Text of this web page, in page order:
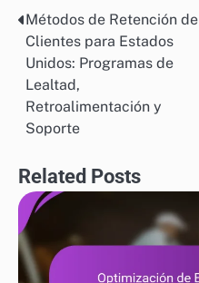
Post
navigation
Métodos de Retención de
Clientes para Estados
Unidos: Programas de
Lealtad,
Retroalimentación y
Soporte
Related Posts